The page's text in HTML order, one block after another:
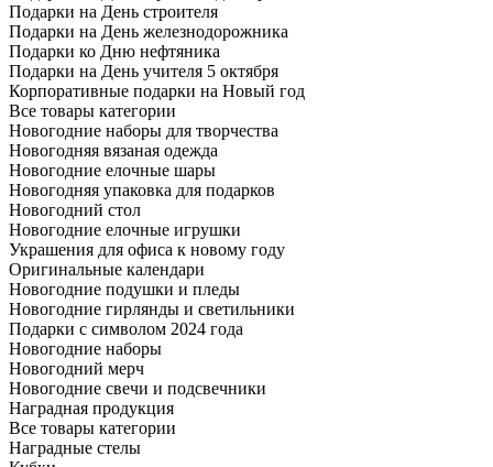
Подарки на День строителя
Подарки на День железнодорожника
Подарки ко Дню нефтяника
Подарки на День учителя 5 октября
Корпоративные подарки на Новый год
Все товары категории
Новогодние наборы для творчества
Новогодняя вязаная одежда
Новогодние елочные шары
Новогодняя упаковка для подарков
Новогодний стол
Новогодние елочные игрушки
Украшения для офиса к новому году
Оригинальные календари
Новогодние подушки и пледы
Новогодние гирлянды и светильники
Подарки с символом 2024 года
Новогодние наборы
Новогодний мерч
Новогодние свечи и подсвечники
Наградная продукция
Все товары категории
Наградные стелы